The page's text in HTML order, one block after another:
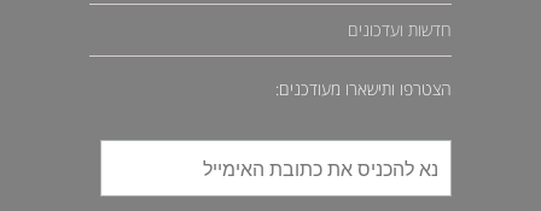
חדשות ועדכונים
הצטרפו ותישארו מעודכנים: